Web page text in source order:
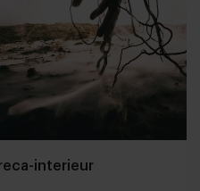
interieur